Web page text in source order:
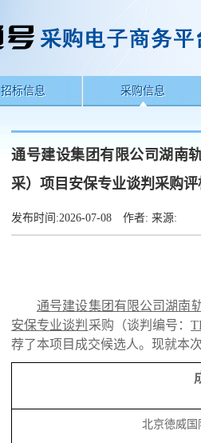
招标信息 采购信息
通号建设集团有限公司湖南
采）项目安保专业谈判采购
发布时间:2026-07-08 作者: 来源:
通号建设集团有限公司湖南
安保专业谈判 采购 （谈判 编号 ：
荐了本项目 成交候选人。 现就本
北京徳威国